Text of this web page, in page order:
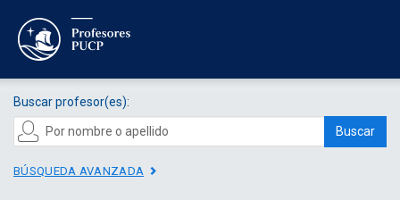
Buscar profesor(es):
Buscar
BÚSQUEDA AVANZADA